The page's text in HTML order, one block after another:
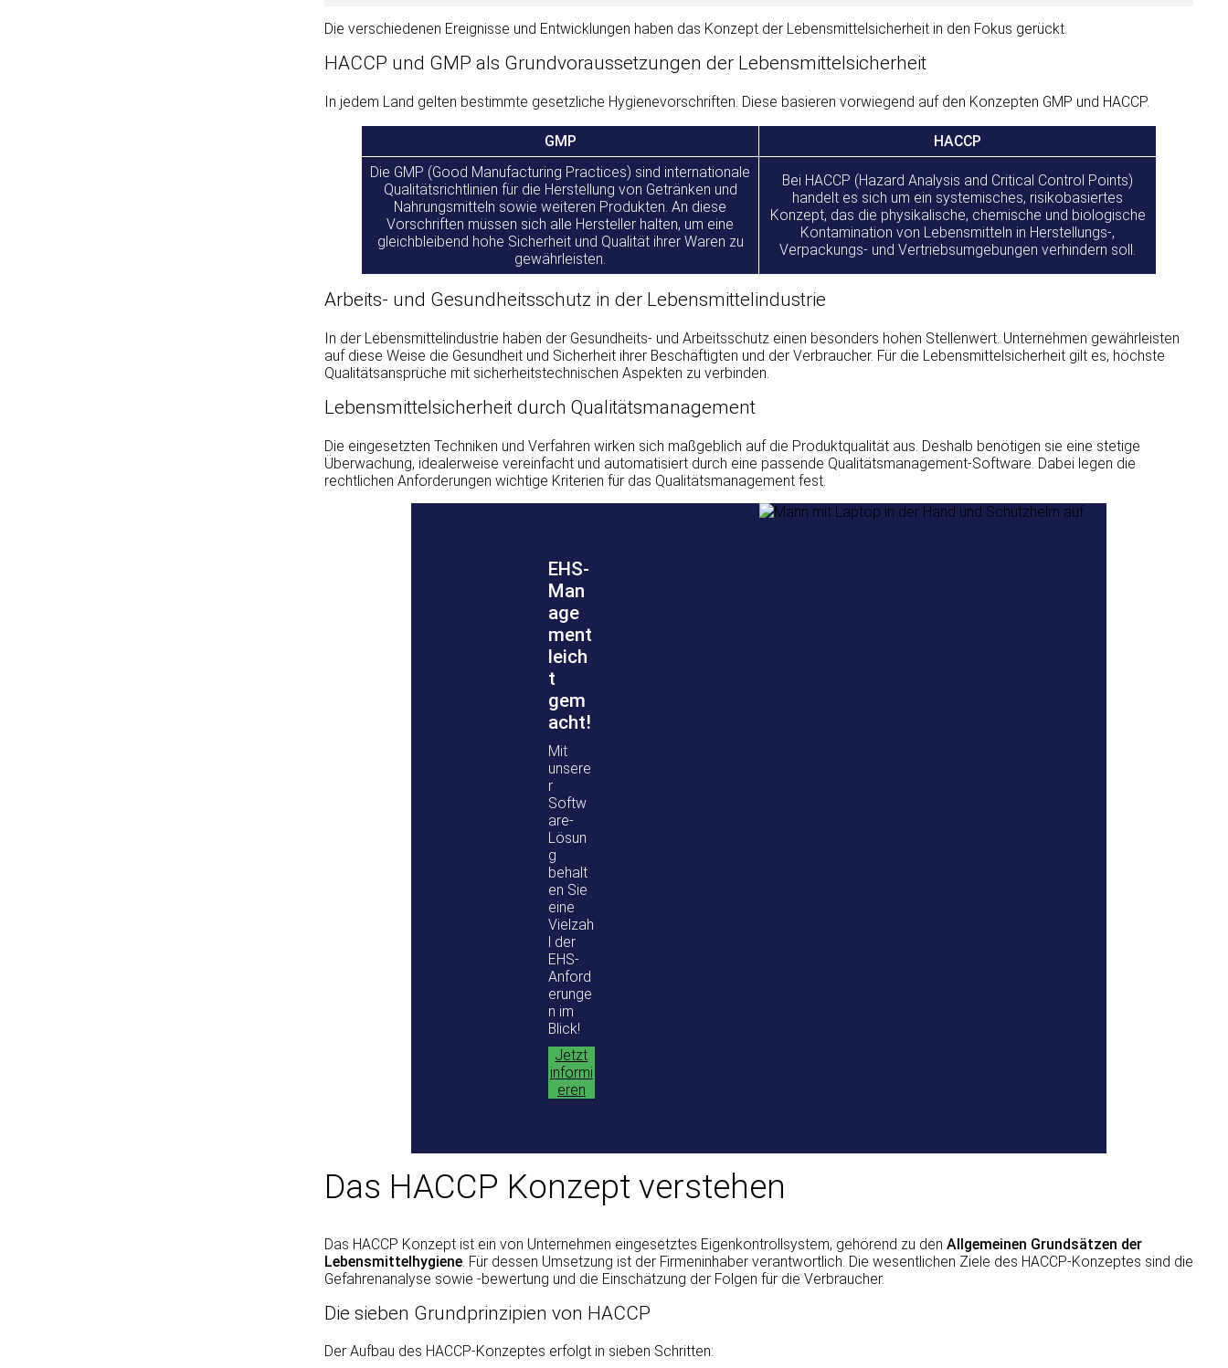
Die verschiedenen Ereignisse und Entwicklungen haben das Konzept der Lebensmittelsicherheit in den Fokus gerückt.
HACCP und GMP als Grundvoraussetzungen der Lebensmittelsicherheit
In jedem Land gelten bestimmte gesetzliche Hygienevorschriften. Diese basieren vorwiegend auf den Konzepten GMP und HACCP.
GMP
HACCP
Die GMP (Good Manufacturing Practices) sind internationale
Qualitätsrichtlinien für die Herstellung von Getränken und
Nahrungsmitteln sowie weiteren Produkten. An diese
Vorschriften müssen sich alle Hersteller halten, um eine
gleichbleibend hohe Sicherheit und Qualität ihrer Waren zu
gewährleisten.
Bei HACCP (Hazard Analysis and Critical Control Points)
handelt es sich um ein systemisches, risikobasiertes
Konzept, das die physikalische, chemische und biologische
Kontamination von Lebensmitteln in Herstellungs-,
Verpackungs- und Vertriebsumgebungen verhindern soll.
Arbeits- und Gesundheitsschutz in der Lebensmittelindustrie
In der Lebensmittelindustrie haben der Gesundheits- und Arbeitsschutz einen besonders hohen Stellenwert. Unternehmen gewährleisten
auf diese Weise die Gesundheit und Sicherheit ihrer Beschäftigten und der Verbraucher. Für die Lebensmittelsicherheit gilt es, höchste
Qualitätsansprüche mit sicherheitstechnischen Aspekten zu verbinden.
Lebensmittelsicherheit durch Qualitätsmanagement
Die eingesetzten Techniken und Verfahren wirken sich maßgeblich auf die Produktqualität aus. Deshalb benötigen sie eine stetige
Überwachung, idealerweise vereinfacht und automatisiert durch eine passende Qualitätsmanagement-Software. Dabei legen die
rechtlichen Anforderungen wichtige Kriterien für das Qualitätsmanagement fest.
EHS-
Man
age
ment
leich
t
gem
acht!
Mit
unsere
r
Softw
are-
Lösun
g
behalt
en Sie
eine
Vielzah
l der
EHS-
Anford
erunge
n im
Blick!
Jetzt
informi
eren
Das HACCP Konzept verstehen
Das HACCP Konzept ist ein von Unternehmen eingesetztes Eigenkontrollsystem, gehörend zu den Allgemeinen Grundsätzen der
Lebensmittelhygiene. Für dessen Umsetzung ist der Firmeninhaber verantwortlich. Die wesentlichen Ziele des HACCP-Konzeptes sind die
Gefahrenanalyse sowie -bewertung und die Einschätzung der Folgen für die Verbraucher.
Die sieben Grundprinzipien von HACCP
Der Aufbau des HACCP-Konzeptes erfolgt in sieben Schritten: